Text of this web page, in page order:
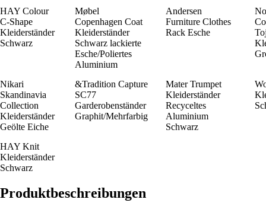
HAY Colour
C-Shape
Kleiderständer
Schwarz
Møbel
Copenhagen Coat
Kleiderständer
Schwarz lackierte
Esche/Poliertes
Aluminium
Andersen
Furniture Clothes
Rack Esche
Nikari
Skandinavia
Collection
Kleiderständer
Geölte Eiche
&Tradition Capture
SC77
Garderobenständer
Graphit/Mehrfarbig
Mater Trumpet
Kleiderständer
Recyceltes
Aluminium
Schwarz
HAY Knit
Kleiderständer
Schwarz
Produktbeschreibungen